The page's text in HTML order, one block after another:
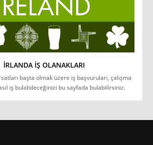
İRLANDA İŞ OLANAKLARI
başta olmak üzere iş başvuruları, çalışma
iş bulabileceğinizi bu sayfada bulabilirsiniz.